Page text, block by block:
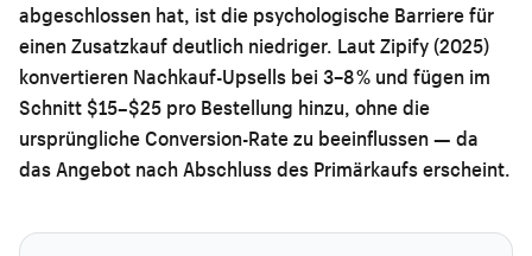
abgeschlossen hat, ist die psychologische Barriere für
einen Zusatzkauf deutlich niedriger. Laut Zipify (2025)
konvertieren Nachkauf-Upsells bei 3–8 % und fügen im
Schnitt $15–$25 pro Bestellung hinzu, ohne die
ursprüngliche Conversion-Rate zu beeinflussen — da
das Angebot nach Abschluss des Primärkaufs erscheint.